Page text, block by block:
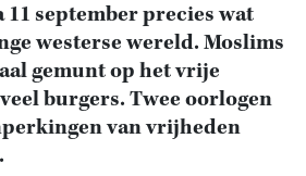
11 september precies wat
westerse wereld. Moslims
gemunt op het vrije
burgers. Twee oorlogen
van vrijheden